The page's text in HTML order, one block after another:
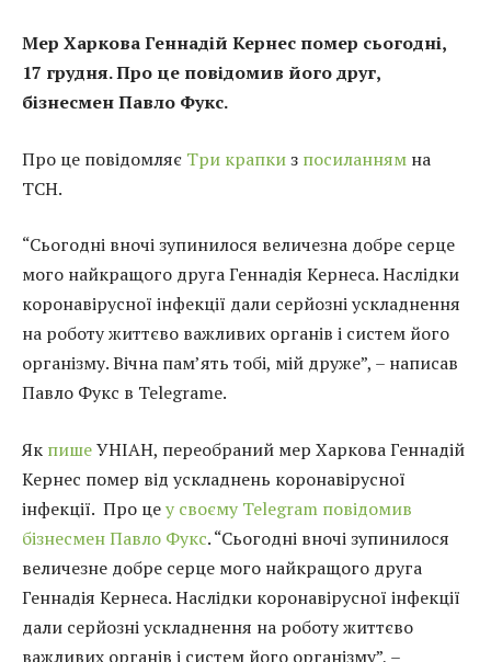
Мер Харкова Геннадій Кернес помер сьогодні,
17 грудня. Про це повідомив його друг,
бізнесмен Павло Фукс.
Про це повідомляє Три крапкиз посиланням на
ТСН.
“Сьогодні вночі зупинилося величезна добре серце
мого найкращого друга Геннадія Кернеса. Наслідки
коронавірусної інфекції дали серйозні ускладнення
на роботу життєво важливих органів і систем його
організму. Вічна пам’ять тобі, мій друже”, – написав
Павло Фукс в Telegrame.
Як пишеУНІАН, переобраний мер Харкова Геннадій
Кернес помер від ускладнень коронавірусної
інфекції. Про цеу своєму Telegram повідомив
бізнесмен Павло Фукс. “Сьогодні вночі зупинилося
величезне добре серце мого найкращого друга
Геннадія Кернеса. Наслідки коронавірусної інфекції
дали серйозні ускладнення на роботу життєво
важливих органів і систем його організму”, –